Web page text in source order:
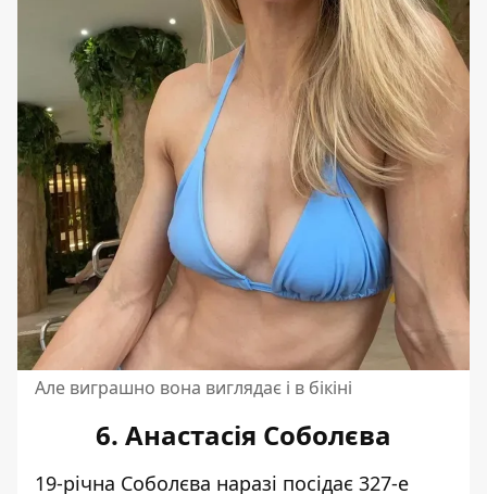
Але виграшно вона виглядає і в бікіні
6. Анастасія Соболєва
19-річна Соболєва наразі посідає 327-е